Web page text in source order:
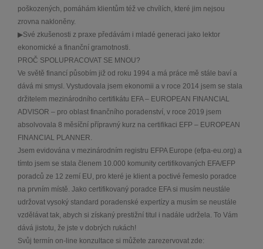
poškozených, pomáhám klientům též ve chvílích, které jim nejsou
zrovna nakloněny.
▶Své zkušenosti z praxe předávám i mladé generaci jako lektor
ekonomické a finanční gramotnosti.
PROČ SPOLUPRACOVAT SE MNOU?
Ve světě financí působím již od roku 1994 a má práce mě stále baví a
dává mi smysl. Vystudovala jsem ekonomii a v roce 2014 jsem se stala
držitelem mezinárodního certifikátu EFA – EUROPEAN FINANCIAL
ADVISOR – pro oblast finančního poradenství, v roce 2019 jsem
absolvovala 8 měsíční přípravný kurz na certifikaci EFP – EUROPEAN
FINANCIAL PLANNER.
Jsem evidována v mezinárodním registru EFPA Europe (efpa-eu.org) a
tímto jsem se stala členem 10.000 komunity certifikovaných EFA/EFP
poradců ze 12 zemí EU, pro které je klient a poctivé řemeslo poradce
na prvním místě. Jako certifikovaný poradce EFA si musím neustále
udržovat vysoký standard poradenské expertízy a musím se neustále
vzdělávat tak, abych si získaný prestižní titul i nadále udržela. To Vám
dává jistotu, že jste v dobrých rukách!
Svůj termín on-line konzultace si můžete zarezervovat zde: